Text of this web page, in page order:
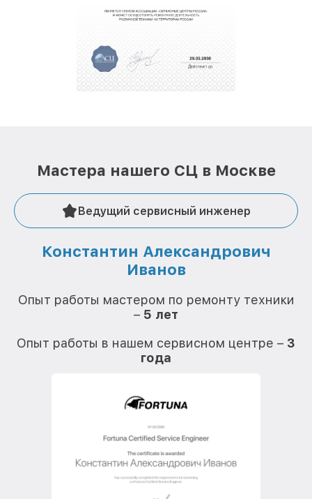
обеспечат доставку устройств в сервис в
полной сохранности и бесплатно.
положительные отзывы и обрели отличную
репутацию. Мы постоянно совершенствуемся и
Мастера нашего СЦ в Москве
Ведущий сервисный инженер
Константин Александрович
Иванов
Опыт работы мастером по ремонту техники
– 5 лет
Опыт работы в нашем сервисном центре – 3
года